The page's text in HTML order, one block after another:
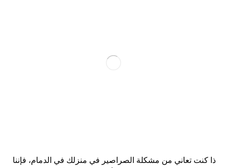
ذا كنت تعاني من مشكلة الصراصير في منزلك في الدمام، فإننا